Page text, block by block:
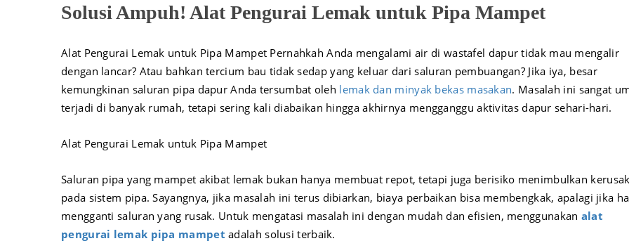
Solusi Ampuh! Alat Pengurai Lemak untuk Pipa Mampet
Alat Pengurai Lemak untuk Pipa Mampet Pernahkah Anda mengalami air di wastafel dapur tidak mau mengalir
dengan lancar? Atau bahkan tercium bau tidak sedap yang keluar dari saluran pembuangan? Jika iya, besar
kemungkinan saluran pipa dapur Anda tersumbat oleh lemak dan minyak bekas masakan. Masalah ini sangat
terjadi di banyak rumah, tetapi sering kali diabaikan hingga akhirnya mengganggu aktivitas dapur sehari-hari.
Alat Pengurai Lemak untuk Pipa Mampet
Saluran pipa yang mampet akibat lemak bukan hanya membuat repot, tetapi juga berisiko menimbulkan
pada sistem pipa. Sayangnya, jika masalah ini terus dibiarkan, biaya perbaikan bisa membengkak, apalagi jika
mengganti saluran yang rusak. Untuk mengatasi masalah ini dengan mudah dan efisien, menggunakan alat
pengurai lemak pipa mampet adalah solusi terbaik.